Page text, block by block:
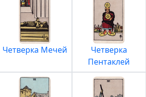
Четверка Мечей
Четверка
Пентаклей